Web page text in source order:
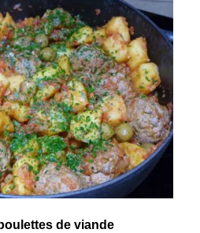
de viande